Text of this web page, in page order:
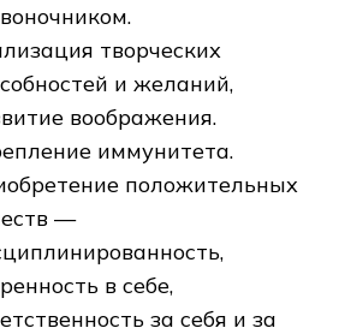
творческих
и желаний,
воображения.
иммунитета.
положительных
—
в себе,
за себя и за